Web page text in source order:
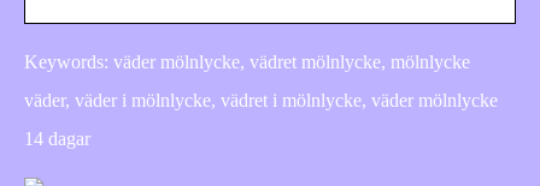
Keywords: väder mölnlycke, vädret mölnlycke, mölnlycke
väder, väder i mölnlycke, vädret i mölnlycke, väder mölnlycke
14 dagar